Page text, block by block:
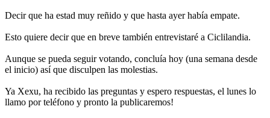
Decir que ha estad muy reñido y que hasta ayer había empate.
Esto quiere decir que en breve también entrevistaré a Ciclilandia.
Aunque se pueda seguir votando, concluía hoy (una semana desde
el inicio) así que disculpen las molestias.
Ya Xexu, ha recibido las preguntas y espero respuestas, el lunes lo
llamo por teléfono y pronto la publicaremos!